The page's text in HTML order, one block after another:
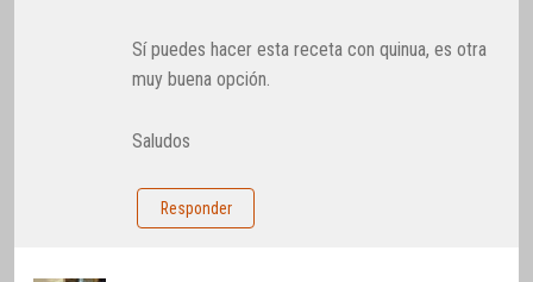
Sí puedes hacer esta receta con quinua, es otra
muy buena opción.
Saludos
Responder